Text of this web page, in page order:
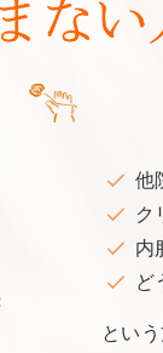
他
ク
内
ど
という